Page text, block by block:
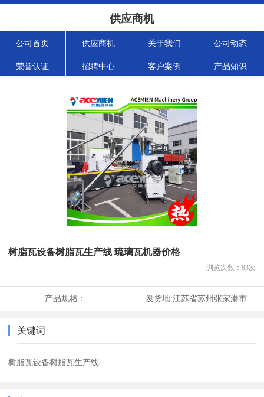
供应商机
公司首页 供应商机 关于我们 公司动态
荣誉认证 招聘中心 客户案例 产品知识
树脂瓦设备树脂瓦生产线 琉璃瓦机器价格
浏览次数： 83次
产品规格： 发货地:江苏省苏州张家港市
关键词
树脂瓦设备树脂瓦生产线